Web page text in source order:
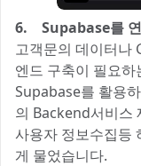
6. Supabase를 연
고객문의 데이터나
엔드 구축이 필요
Supabase를 활용
의 Backend서비스
사용자 정보수집등
게 물었습니다.